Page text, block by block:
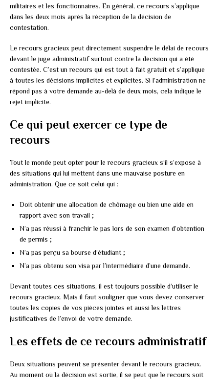
militaires et les fonctionnaires. En général, ce recours s’applique
dans les deux mois après la réception de la décision de
contestation.
Le recours gracieux peut directement suspendre le délai de recours
devant le juge administratif surtout contre la décision qui a été
contestée. C’est un recours qui est tout à fait gratuit et s’applique
à toutes les décisions implicites et explicites. Si l’administration ne
répond pas à votre demande au-delà de deux mois, cela indique le
rejet implicite.
Ce qui peut exercer ce type de
recours
Tout le monde peut opter pour le recours gracieux s’il s’expose à
des situations qui lui mettent dans une mauvaise posture en
administration. Que ce soit celui qui :
Doit obtenir une allocation de chômage ou bien une aide en
rapport avec son travail ;
N’a pas réussi à franchir le pas lors de son examen d’obtention
de permis ;
N’a pas perçu sa bourse d’étudiant ;
N’a pas obtenu son visa par l’intermédiaire d’une demande.
Devant toutes ces situations, il est toujours possible d’utiliser le
recours gracieux. Mais il faut souligner que vous devez conserver
toutes les copies de vos pièces jointes et aussi les lettres
justificatives de l’envoi de votre demande.
Les effets de ce recours administratif
Deux situations peuvent se présenter devant le recours gracieux.
Au moment où la décision est sortie, il se peut que le recours soit